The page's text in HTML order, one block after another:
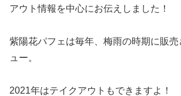
アウト情報を中心にお伝えしました！
紫陽花パフェは毎年、梅雨の時期に販
ュー。
2021年はテイクアウトもできますよ！